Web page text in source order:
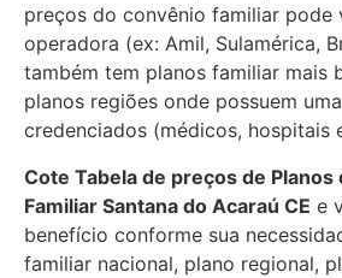
preços do convênio familiar pode
operadora (ex: Amil, Sulamérica,
também tem planos familiar mais
planos regiões onde possuem
credenciados (médicos, hospitais
Cote Tabela de preços de Planos
Familiar Santana do Acaraú CE e
benefício conforme sua
familiar nacional, plano regional,